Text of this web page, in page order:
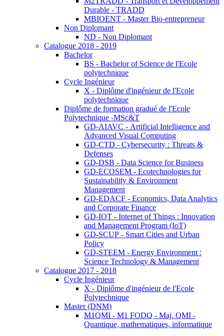
Durable - TRADD
MBIOENT - Master Bio-entrepreneur
Non Diplomant
ND - Non Diplomant
Catalogue 2018 - 2019
Bachelor
BS - Bachelor of Science de l'Ecole
polytechnique
Cycle Ingénieur
X - Diplôme d'ingénieur de l'Ecole
polytechnique
Diplôme de formation gradué de l'Ecole
Polytechnique -MSc&T
GD-AIAVC - Artificial Intelligence and
Advanced Visual Computing
GD-CTD - Cybersecurity : Threats &
Defenses
GD-DSB - Data Science for Business
GD-ECOSEM - Ecotechnologies for
Sustainability & Environment
Management
GD-EDACF - Economics, Data Analytics
and Corporate Finance
GD-IOT - Internet of Things : Innovation
and Management Program (IoT)
GD-SCUP - Smart Cities and Urban
Policy
GD-STEEM - Energy Environment :
Science Technology & Management
Catalogue 2017 - 2018
Cycle Ingénieur
X - Diplôme d'ingénieur de l'Ecole
Polytechnique
Master (DNM)
M1QMI - M1 FODQ - Maj. QMI -
Quantique, mathematiques, informatique